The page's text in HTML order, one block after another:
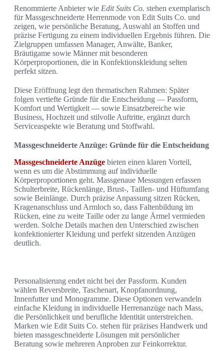
Renommierte Anbieter wie Edit Suits Co. stehen exemplarisch
für Massgeschneiderte Herrenmode von Edit Suits Co. und
zeigen, wie persönliche Beratung, Auswahl an Stoffen und
präzise Fertigung zu einem individuellen Ergebnis führen. Die
Zielgruppen umfassen Manager, Anwälte, Banker,
Bräutigame sowie Männer mit besonderen
Körperproportionen, die in Konfektionskleidung selten
perfekt sitzen.
Diese Eröffnung legt den thematischen Rahmen: Später
folgen vertiefte Gründe für die Entscheidung — Passform,
Komfort und Wertigkeit — sowie Einsatzbereiche wie
Business, Hochzeit und stilvolle Auftritte, ergänzt durch
Serviceaspekte wie Beratung und Stoffwahl.
Massgeschneiderte Anzüge: Gründe für die Entscheidung
Massgeschneiderte Anzüge bieten einen klaren Vorteil,
wenn es um die Abstimmung auf individuelle
Körperproportionen geht. Massgenaue Messungen erfassen
Schulterbreite, Rückenlänge, Brust-, Taillen- und Hüftumfang
sowie Beinlänge. Durch präzise Anpassung sitzen Rücken,
Kragenanschluss und Armloch so, dass Faltenbildung im
Rücken, eine zu weite Taille oder zu lange Ärmel vermieden
werden. Solche Details machen den Unterschied zwischen
konfektionierter Kleidung und perfekt sitzenden Anzügen
deutlich.
Personalisierung endet nicht bei der Passform. Kunden
wählen Reversbreite, Taschenart, Knopfanordnung,
Innenfutter und Monogramme. Diese Optionen verwandeln
einfache Kleidung in individuelle Herrenanzüge nach Mass,
die Persönlichkeit und berufliche Identität unterstreichen.
Marken wie Edit Suits Co. stehen für präzises Handwerk und
bieten massgeschneiderte Lösungen mit persönlicher
Beratung sowie mehreren Anproben zur Feinkorrektur.